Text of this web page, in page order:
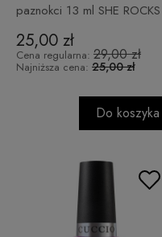
paznokci 13 ml SHE ROCKS
25,00 zł
Cena regularna: 29,00 zł
Najniższa cena: 25,00 zł
Do koszyka